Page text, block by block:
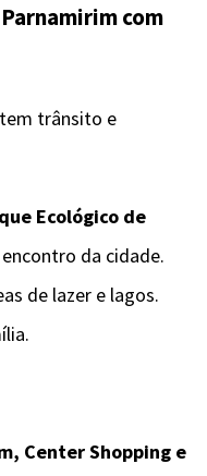
com
trânsito e
Ecológico de
da cidade.
de lazer e lagos.
Center Shopping e